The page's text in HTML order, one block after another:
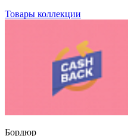
Товары коллекции
Бордюр